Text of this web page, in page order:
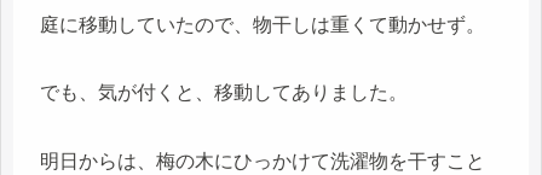
庭に移動していたので、物干しは重くて動かせず。
でも、気が付くと、移動してありました。
明日からは、梅の木にひっかけて洗濯物を干すこと